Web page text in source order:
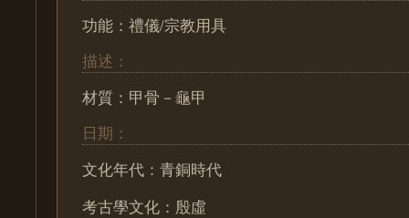
功能：禮儀/宗教用具
描述：
材質：甲骨－龜甲
日期：
文化年代：青銅時代
考古學文化：殷虛